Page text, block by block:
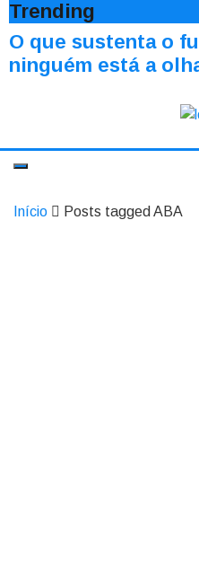
Trending
O que sustenta o
ninguém está a
Início Posts tagged ABA